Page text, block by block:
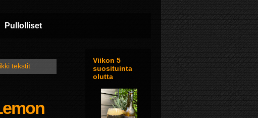
Pullolliset
tekstit
Viikon 5
suosituinta
olutta